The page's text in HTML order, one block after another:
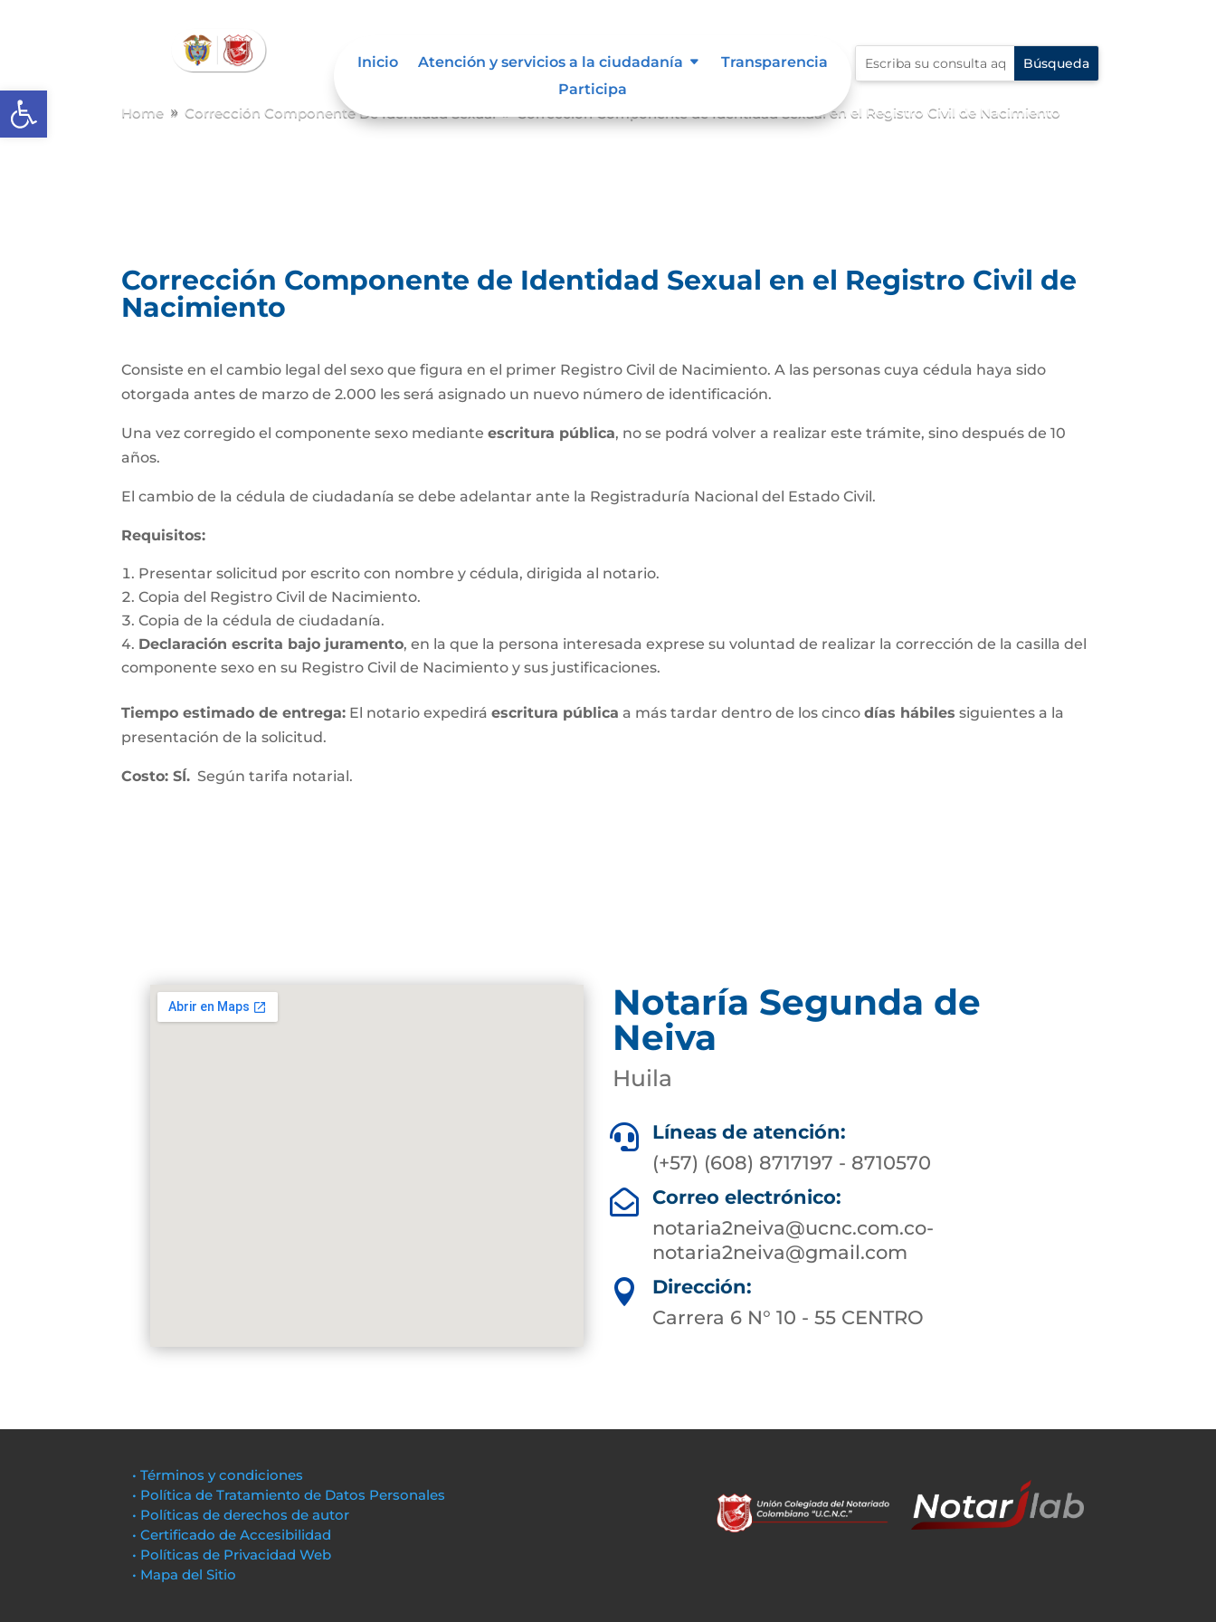
Abrir barra de herramientas
Inicio Atención y servicios a la ciudadanía
Transparencia
Participa
Home 9 Corrección Componente De Identidad Sexual Corrección Componente de Identidad Sexual en el Registro Civil de Nacimiento
Corrección Componente de Identidad Sexual en el Registro Civil de
Nacimiento
Consiste en el cambio legal del sexo que figura en el primer Registro Civil de Nacimiento. A las personas cuya cédula haya sido
otorgada antes de marzo de 2.000 les será asignado un nuevo número de identificación.
Una vez corregido el componente sexo medianteescritura pública, no se podrá volver a realizar este trámite, sino después de 10
años.
El cambio de la cédula de ciudadanía se debe adelantar ante la Registraduría Nacional del Estado Civil.
Requisitos:
Presentar solicitud por escrito con nombre y cédula, dirigida al notario.
Copia del Registro Civil de Nacimiento.
Copia de la cédula de ciudadanía.
Declaración escrita bajo juramento, en la que la persona interesada exprese su voluntad de realizar la corrección de la casilla del
componente sexo en su Registro Civil de Nacimiento y sus justificaciones.
Tiempo estimado de entrega: El notario expediráescritura pública a más tardar dentro de los cincodías hábiles siguientes a la
presentación de la solicitud.
Costo: SÍ. Según tarifa notarial.
Notaría Segunda de
Neiva
Huila

Líneas de atención:
(+57) (608) 8717197 - 8710570

Correo electrónico:
notaria2neiva@ucnc.com.co-
notaria2neiva@gmail.com

Dirección:
Carrera 6 N° 10 - 55 CENTRO
• Términos y condiciones
• Política de Tratamiento de Datos Personales
• Políticas de derechos de autor
• Certificado de Accesibilidad
• Políticas de Privacidad Web
• Mapa del Sitio